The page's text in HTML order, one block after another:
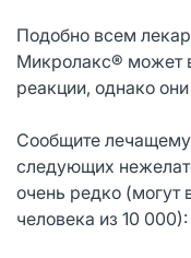
Подобно всем
Микролакс® может
реакции, однако
Сообщите
следующих
очень редко (могут
человека из 10 000):